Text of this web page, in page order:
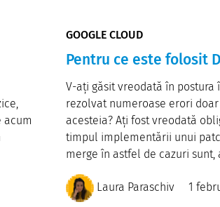
acum
GOOGLE CLOUD
Pentru ce este folosit
V-ați găsit vreodată în
rezolvat numeroase erori
acesteia? Ați fost vreodată
timpul implementării unui
merge în astfel de cazuri
Laura Paraschiv 1